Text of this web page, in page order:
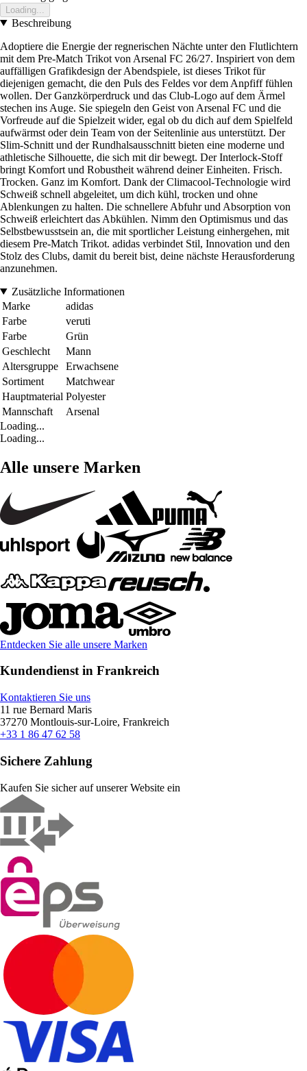
Loading...
Beschreibung
Adoptiere die Energie der regnerischen Nächte unter den Flutlichtern
mit dem Pre-Match Trikot von Arsenal FC 26/27. Inspiriert von dem
auffälligen Grafikdesign der Abendspiele, ist dieses Trikot für
diejenigen gemacht, die den Puls des Feldes vor dem Anpfiff fühlen
wollen. Der Ganzkörperdruck und das Club-Logo auf dem Ärmel
stechen ins Auge. Sie spiegeln den Geist von Arsenal FC und die
Vorfreude auf die Spielzeit wider, egal ob du dich auf dem Spielfeld
aufwärmst oder dein Team von der Seitenlinie aus unterstützt. Der
Slim-Schnitt und der Rundhalsausschnitt bieten eine moderne und
athletische Silhouette, die sich mit dir bewegt. Der Interlock-Stoff
bringt Komfort und Robustheit während deiner Einheiten. Frisch.
Trocken. Ganz im Komfort. Dank der Climacool-Technologie wird
Schweiß schnell abgeleitet, um dich kühl, trocken und ohne
Ablenkungen zu halten. Die schnellere Abfuhr und Absorption von
Schweiß erleichtert das Abkühlen. Nimm den Optimismus und das
Selbstbewusstsein an, die mit sportlicher Leistung einhergehen, mit
diesem Pre-Match Trikot. adidas verbindet Stil, Innovation und den
Stolz des Clubs, damit du bereit bist, deine nächste Herausforderung
anzunehmen.
Zusätzliche Informationen
Marke
adidas
Farbe
veruti
Farbe
Grün
Geschlecht
Mann
Altersgruppe
Erwachsene
Sortiment
Matchwear
Hauptmaterial Polyester
Mannschaft
Arsenal
Loading...
Loading...
Alle unsere Marken
Entdecken Sie alle unsere Marken
Kundendienst in Frankreich
Kontaktieren Sie uns
11 rue Bernard Maris
37270 Montlouis-sur-Loire, Frankreich
+33 1 86 47 62 58
Sichere Zahlung
Kaufen Sie sicher auf unserer Website ein